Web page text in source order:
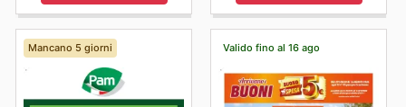
Mancano 5 giorni Valido fino al 16 ago